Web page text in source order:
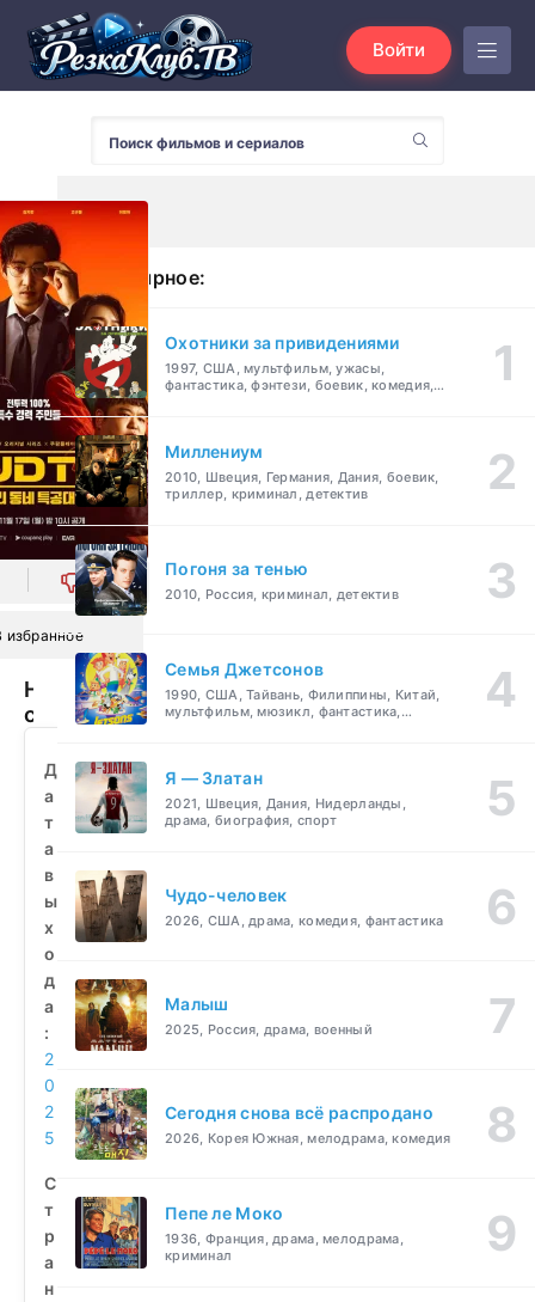
Войти
0
избранное
Наш
соседский
(2025)
смотреть
бесплатно
Д
а
т
а
в
ы
х
о
д
а
:
2
0
2
5
С
т
р
а
н
Популярное:
Охотники за привидениями
1997, США, мультфильм, ужасы,
фантастика, фэнтези, боевик, комедия,
Миллениум
2010, Швеция, Германия, Дания, боевик,
триллер, криминал, детектив
Погоня за тенью
2010, Россия, криминал, детектив
Семья Джетсонов
1990, США, Тайвань, Филиппины, Китай,
мультфильм, мюзикл, фантастика,
Я — Златан
2021, Швеция, Дания, Нидерланды,
драма, биография, спорт
Чудо-человек
2026, США, драма, комедия, фантастика
Малыш
2025, Россия, драма, военный
Сегодня снова всё распродано
2026, Корея Южная, мелодрама, комедия
Пепе ле Моко
1936, Франция, драма, мелодрама,
криминал